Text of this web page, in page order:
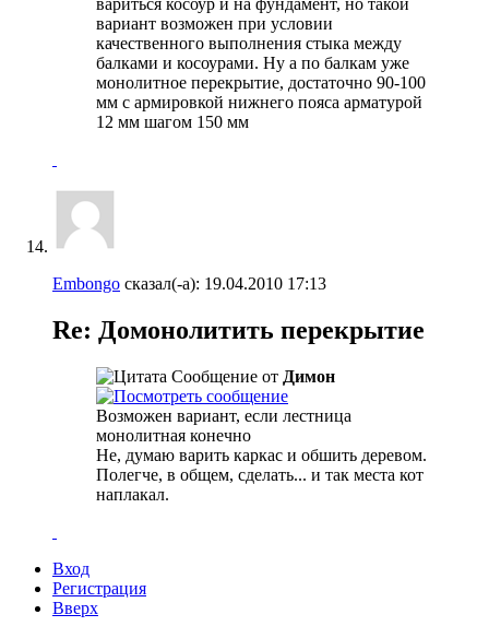
вариться косоур и на фундамент, но такой
вариант возможен при условии
качественного выполнения стыка между
балками и косоурами. Ну а по балкам уже
монолитное перекрытие, достаточно 90-100
мм с армировкой нижнего пояса арматурой
12 мм шагом 150 мм
Embongo сказал(-а): 19.04.2010 17:13
Re: Домонолитить перекрытие
Сообщение от Димон
Возможен вариант, если лестница
монолитная конечно
Не, думаю варить каркас и обшить деревом.
Полегче, в общем, сделать... и так места кот
наплакал.
Вход
Регистрация
Вверх